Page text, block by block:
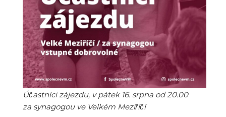
Účastníci zájezdu, v pátek 16. srpna od 20.00
za synagogou ve Velkém Meziříčí